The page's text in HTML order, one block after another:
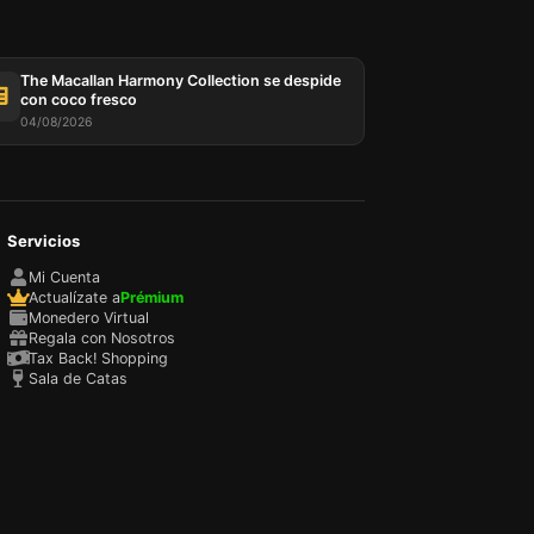
The Macallan Harmony Collection se despide
con coco fresco
04/08/2026
Servicios
Mi Cuenta
Actualízate aPrémium
Monedero Virtual
Regala con Nosotros
Tax Back! Shopping
Sala de Catas
y